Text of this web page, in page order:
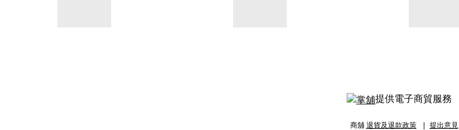
提供電子商貿服務
商舖 退貨及退款政策 提出意見